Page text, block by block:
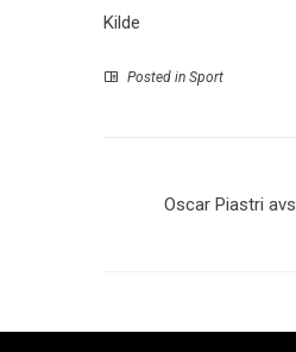
Kilde
Posted in Sport
Oscar Piastri